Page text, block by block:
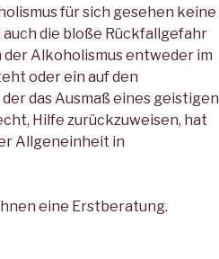
für sich gesehen keine
auch die bloße Rückfallgefahr
Alkoholismus entweder im
oder ein auf den
das Ausmaß eines geistigen
Hilfe zurückzuweisen, hat
Allgeneinheit in
eine Erstberatung.